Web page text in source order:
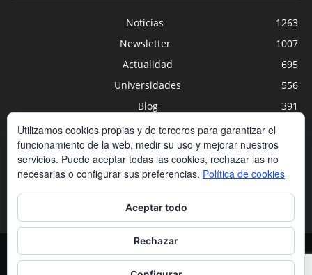
Noticias
1263
Newsletter
1007
Actualidad
695
Universidades
556
Blog
391
Agenda
Nuevas Tecnologías
Estudios
Política de privacidad
Aviso legal
Utilizamos cookies propias y de terceros para garantizar el
funcionamiento de la web, medir su uso y mejorar nuestros
servicios. Puede aceptar todas las cookies, rechazar las no
necesarias o configurar sus preferencias. Política de cookies
Aceptar todo
Rechazar